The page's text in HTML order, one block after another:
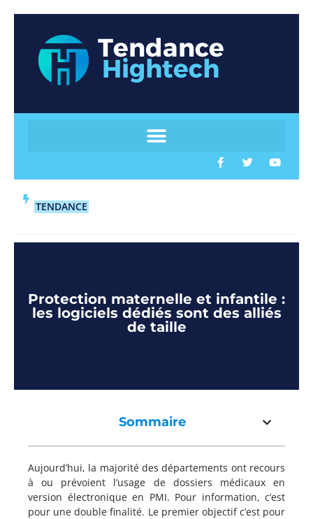
TENDANCE
Protection maternelle et infantile :
les logiciels dédiés sont des alliés
de taille
Sommaire
Aujourd’hui, la majorité des départements ont recours
à ou prévoient l’usage de dossiers médicaux en
version électronique en PMI. Pour information, c’est
pour une double finalité. Le premier objectif c’est pour